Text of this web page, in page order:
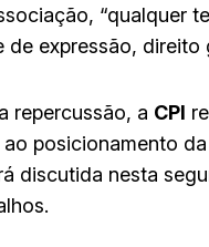
“qualquer
de expressão, direito
repercussão, a CPI
posicionamento
discutida nesta